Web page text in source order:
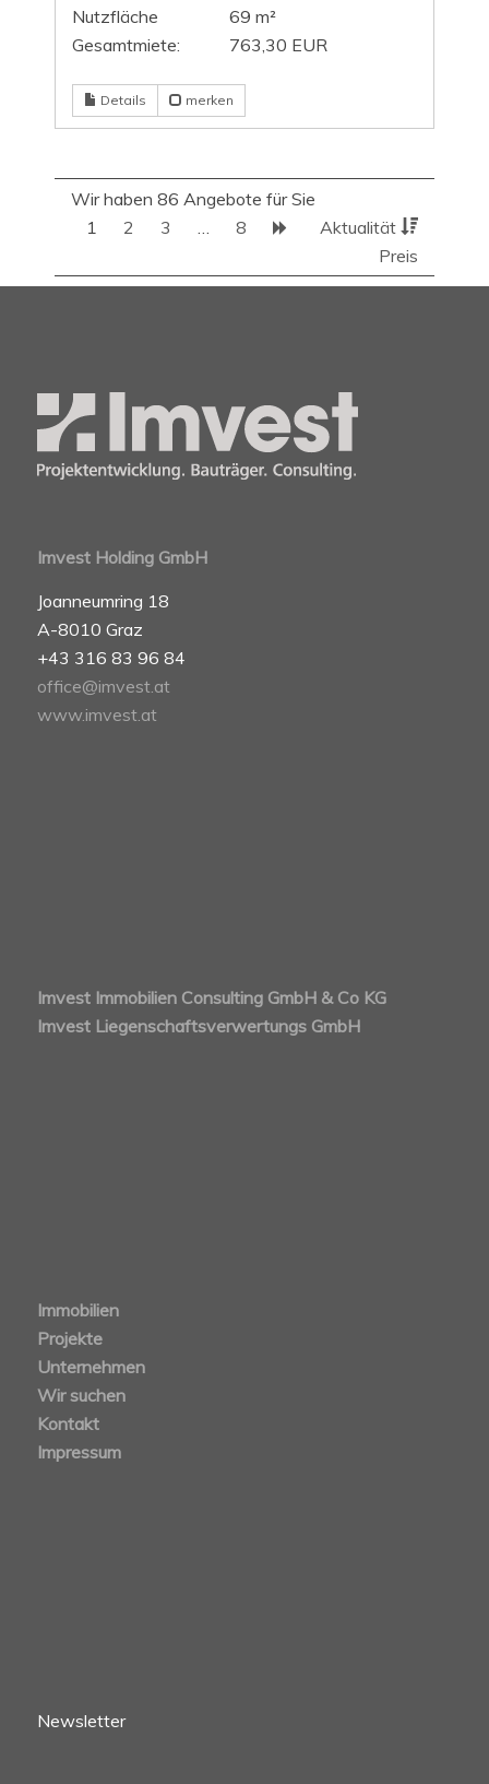
Nutzfläche
69 m²
Gesamtmiete:
763,30 EUR
Details merken
Wir haben 86 Angebote für Sie
1
2 3 8
Aktualität
Preis
Imvest Holding GmbH
Joanneumring 18
A-8010 Graz
+43 316 83 96 84
office@imvest.at
www.imvest.at
Imvest Immobilien Consulting GmbH & Co KG
Imvest Liegenschaftsverwertungs GmbH
Immobilien
Projekte
Unternehmen
Wir suchen
Kontakt
Impressum
Newsletter